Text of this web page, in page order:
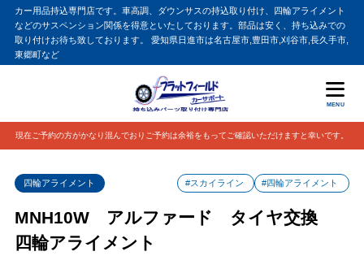
カー用品持込専門店です。車高調、ダウンサスの持込取り付け、四輪アライメント
などのサスペンション関係を得意といたしております。部品は安く、持ち込みでの
取り付けお待ち致しております。 愛知県日進市は名古屋市,豊田市,刈谷市,長久手市,
東郷町など
MENU
現在ご予約の方がかなり混んでおりご予約は余裕をもってご確認いただけますと幸いです。
四輪アライメント #スカイライン #四輪アライメント
MNH10W アルファード タイヤ交換
四輪アライメント